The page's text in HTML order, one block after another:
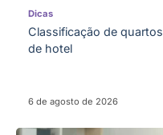
Dicas
Classificação de quartos
de hotel
6 de agosto de 2026